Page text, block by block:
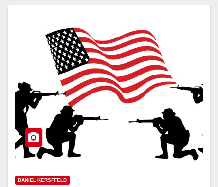
DANIEL KERSFFELD